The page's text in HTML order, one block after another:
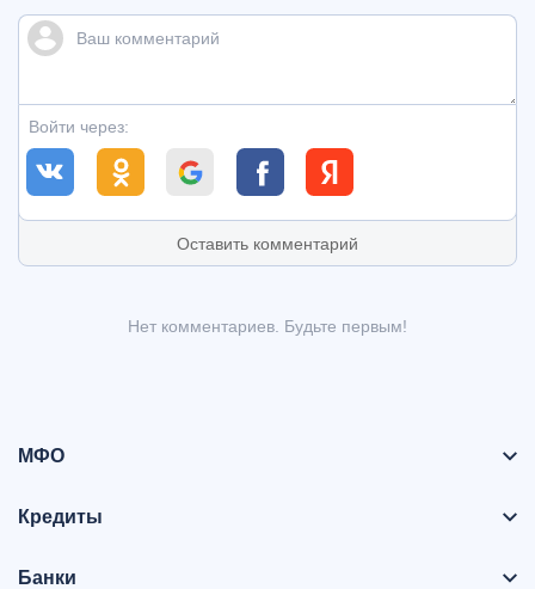
Войти через:
Оставить комментарий
Нет комментариев. Будьте первым!
МФО
Кредиты
Банки